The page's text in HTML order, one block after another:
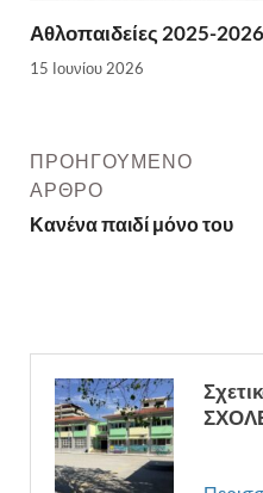
Αθλοπαιδείες 2025-2026
15 Ιουνίου 2026
ΠΡΟΗΓΟΎΜΕΝΟ
ΆΡΘΡΟ
Κανένα παιδί μόνο του